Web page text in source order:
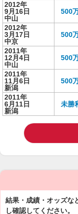
2012年
9月16日
中山
500
2012年
3月17日
中京
500
2011年
12月4日
中山
500
2011年
11月6日
新潟
500
2011年
6月11日
新潟
未勝
結果・成績・オッズな
し確認してください。